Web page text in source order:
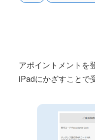
アポイントメントを
iPadにかざすことで